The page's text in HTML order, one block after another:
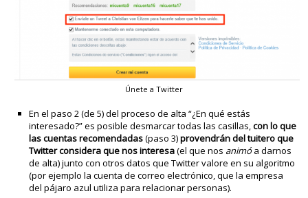
Únete a Twitter
En el paso 2 (de 5) del proceso de alta “¿En qué estás
interesado?” es posible desmarcar todas las casillas,con lo que
las cuentas recomendadas(paso 3)provendrán del tuitero que
Twitter considera que nos interesa(el que nos animóa darnos
de alta) junto con otros datos que Twitter valore en su algoritmo
(por ejemplo la cuenta de correo electrónico, que la empresa
del pájaro azul utiliza para relacionar personas).